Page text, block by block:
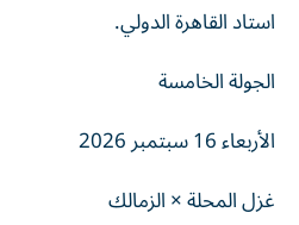
استاد القاهرة الدولي.
الجولة الخامسة
الأربعاء 16 سبتمبر 2026
غزل المحلة × الزمالك